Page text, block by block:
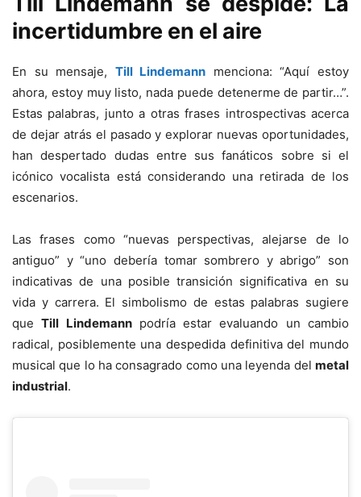
incertidumbre en el aire
En su mensaje, Till Lindemann menciona: “Aquí estoy
ahora, estoy muy listo, nada puede detenerme de partir…”.
Estas palabras, junto a otras frases introspectivas acerca
de dejar atrás el pasado y explorar nuevas oportunidades,
han despertado dudas entre sus fanáticos sobre si el
icónico vocalista está considerando una retirada de los
escenarios.
Las frases como “nuevas perspectivas, alejarse de lo
antiguo” y “uno debería tomar sombrero y abrigo” son
indicativas de una posible transición significativa en su
vida y carrera. El simbolismo de estas palabras sugiere
queTill Lindemannpodría estar evaluando un cambio
radical, posiblemente una despedida definitiva del mundo
musical que lo ha consagrado como una leyenda del metal
industrial.